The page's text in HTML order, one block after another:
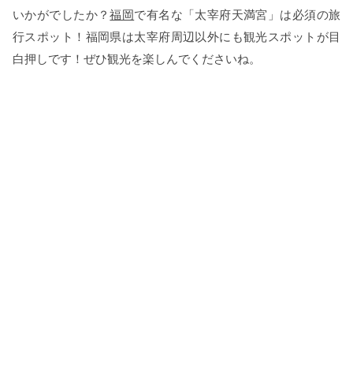
いかがでしたか？福岡で有名な「太宰府天満宮」は必須の旅
行スポット！福岡県は太宰府周辺以外にも観光スポットが目
白押しです！ぜひ観光を楽しんでくださいね。